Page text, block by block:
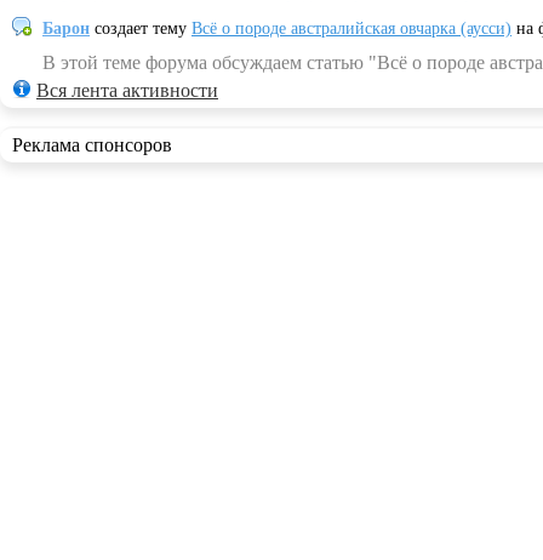
Барон создает тему Всё о породе австралийская овчарка (аусси) на
В этой теме форума обсуждаем статью "Всё о породе
Вся лента активности
Реклама спонсоров